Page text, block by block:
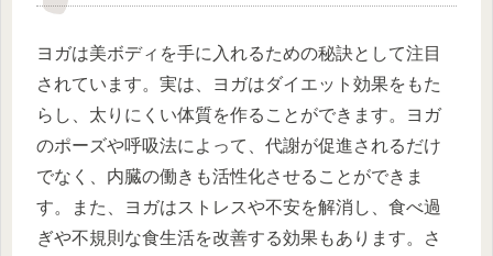
ヨガは美ボディを手に入れるための秘訣として注目
されています。実は、ヨガはダイエット効果をもた
らし、太りにくい体質を作ることができます。ヨガ
のポーズや呼吸法によって、代謝が促進されるだけ
でなく、内臓の働きも活性化させることができま
す。また、ヨガはストレスや不安を解消し、食べ過
ぎや不規則な食生活を改善する効果もあります。さ